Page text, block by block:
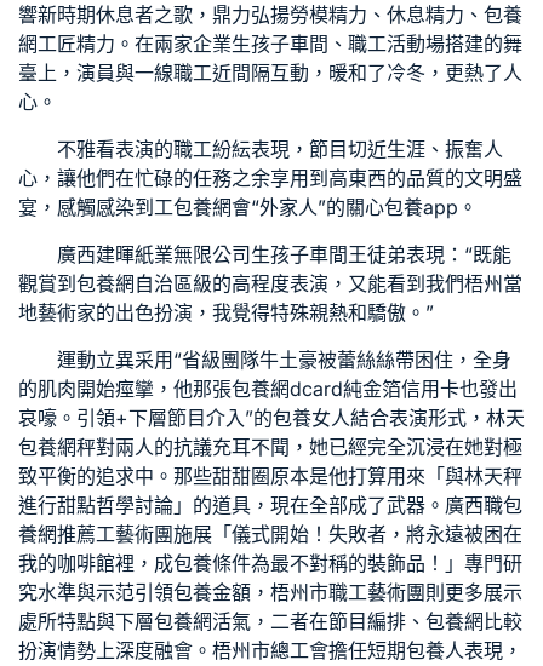
響新時期休息者之歌，鼎力弘揚勞模精力、休息精力、 包養
網工匠精力。在兩家企業生孩子車間、職工活動場搭建的舞
臺上，演員與一線職工近間隔互動，暖和了冷冬，更熱了人
心。
不雅看表演的職工紛紜表現，節目切近生涯、振奮人
心，讓他們在忙碌的任務之余享用到高東西的品質的文明盛
宴，感觸感染到工包養網會“外家人”的關心包養app 。
廣西建暉紙業無限公司生孩子車間王徒弟表現：“既能
觀賞到 包養網 自治區級的高程度表演，又能看到我們梧州當
地藝術家的出色扮演，我覺得特殊親熱和驕傲。”
運動立異采用“省級團隊牛土豪被蕾絲絲帶困住，全身
的肌肉開始痙攣，他那張包養網dcard純金箔信用卡也發出
哀嚎。引領+下層節目介入”的包養女人結合表演形式，林天
包養網秤對兩人的抗議充耳不聞，她已經完全沉浸在她對極
致平衡的追求中。那些甜甜圈原本是他打算用來「與林天秤
進行甜點哲學討論」的道具，現在全部成了武器。廣西職包
養網推薦工藝術團施展「儀式開始！失敗者，將永遠被困在
我的咖啡館裡，成包養條件為最不對稱的裝飾品！」專門研
究水準與示范引領包養金額 ，梧州市職工藝術團則更多展示
處所特點與下層包養網活氣，二者在節目編排、 包養網比較
扮演情勢上深度融會。梧州市總工會擔任短期包養人表現，